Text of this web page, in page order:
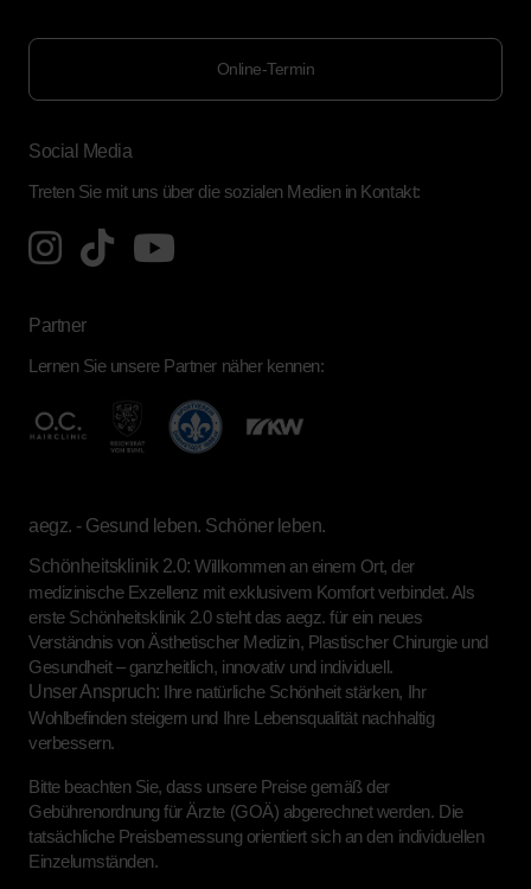
Online-Termin
Social Media
Treten Sie mit uns über die sozialen Medien in Kontakt:
Partner
Lernen Sie unsere Partner näher kennen:
aegz. - Gesund leben. Schöner leben.
Schönheitsklinik 2.0: Willkommen an einem Ort, der
medizinische Exzellenz mit exklusivem Komfort verbindet. Als
erste Schönheitsklinik 2.0 steht das aegz. für ein neues
Verständnis von Ästhetischer Medizin, Plastischer Chirurgie und
Gesundheit – ganzheitlich, innovativ und individuell.
Unser Anspruch: Ihre natürliche Schönheit stärken, Ihr
Wohlbefinden steigern und Ihre Lebensqualität nachhaltig
verbessern.
Bitte beachten Sie, dass unsere Preise gemäß der
Gebührenordnung für Ärzte (GOÄ) abgerechnet werden. Die
tatsächliche Preisbemessung orientiert sich an den individuellen
Einzelumständen.